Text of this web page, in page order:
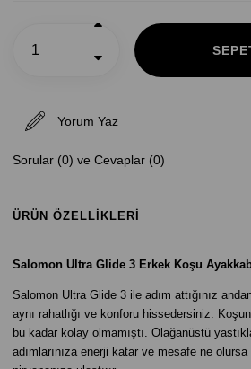
Yorum Yaz
Sorular (0) ve Cevaplar (0)
ÜRÜN ÖZELLIKLERI
Salomon Ultra Glide 3 Erkek Koşu
Salomon Ultra Glide 3 ile adım attığınız
aynı rahatlığı ve konforu hissedersiniz.
bu kadar kolay olmamıştı. Olağanüstü
adımlarınıza enerji katar ve mesafe ne